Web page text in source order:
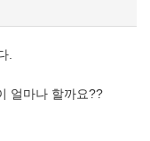
.
얼마나 할까요??